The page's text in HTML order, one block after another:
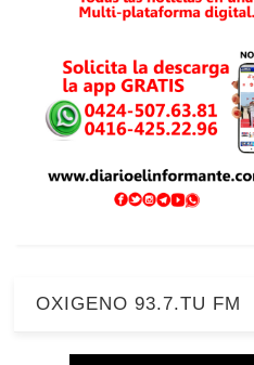
OXIGENO 93.7.TU FM